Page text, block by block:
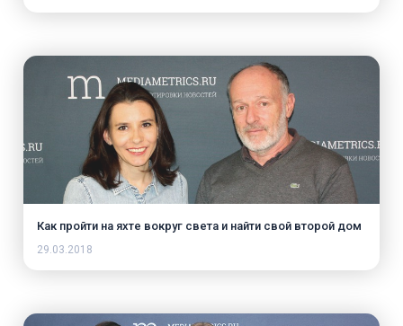
Как пройти на яхте вокруг света и найти свой второй дом
29.03.2018